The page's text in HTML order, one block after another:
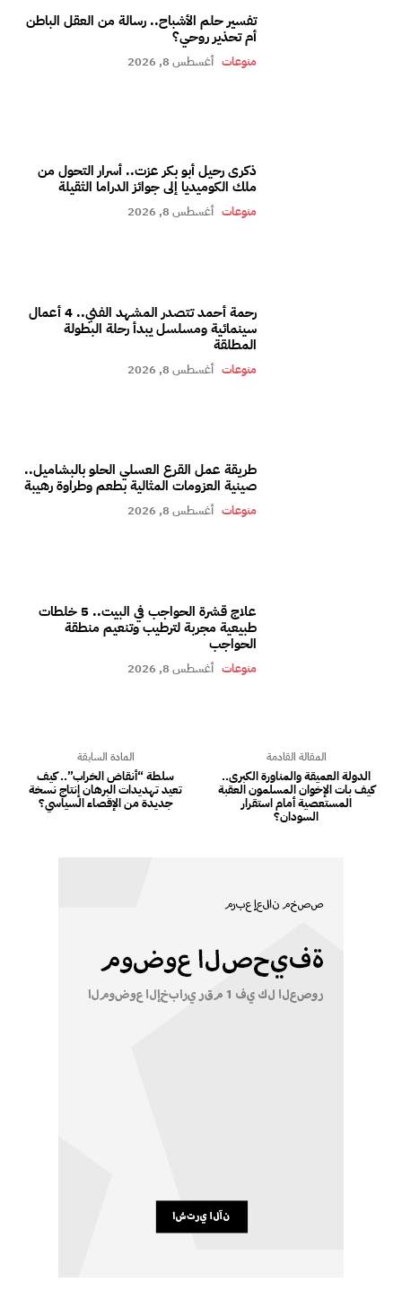
تفسير حلم الأشباح.. رسالة من العقل الباطن
أم تحذير روحي؟
منوعات أغسطس 8, 2026
ذكرى رحيل أبو بكر عزت.. أسرار التحول من
ملك الكوميديا إلى جوائز الدراما الثقيلة
منوعات أغسطس 8, 2026
رحمة أحمد تتصدر المشهد الفني.. 4 أعمال
سينمائية ومسلسل يبدأ رحلة البطولة
المطلقة
منوعات أغسطس 8, 2026
طريقة عمل القرع العسلي الحلو بالبشاميل..
صينية العزومات المثالية بطعم وطراوة رهيبة
منوعات أغسطس 8, 2026
علاج قشرة الحواجب في البيت.. 5 خلطات
طبيعية مجربة لترطيب وتنعيم منطقة
الحواجب
منوعات أغسطس 8, 2026
المادة السابقة
سلطة “أنقاض الخراب”.. كيف
تعيد تهديدات البرهان إنتاج نسخة
جديدة من الإقصاء السياسي؟
المقالة القادمة
الدولة العميقة والمناورة الكبرى..
كيف بات الإخوان المسلمون العقبة
المستعصية أمام استقرار
السودان؟